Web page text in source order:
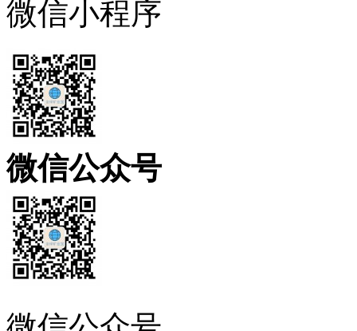
微信小程序
微信公众号